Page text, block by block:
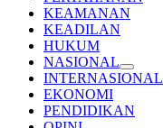
KEAMANAN
KEADILAN
HUKUM
NASIONAL
INTERNASIONAL
EKONOMI
PENDIDIKAN